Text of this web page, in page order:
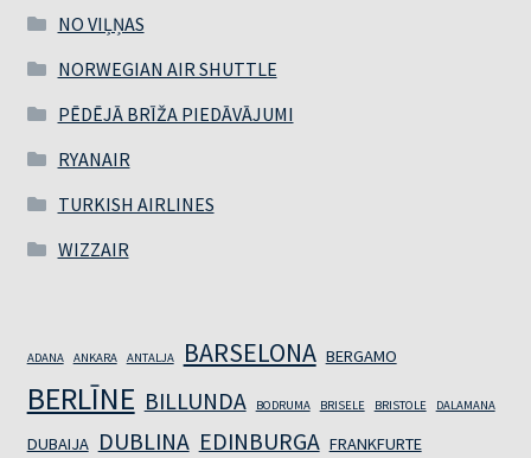
NO VIĻŅAS
NORWEGIAN AIR SHUTTLE
PĒDĒJĀ BRĪŽA PIEDĀVĀJUMI
RYANAIR
TURKISH AIRLINES
WIZZAIR
ADANA ANKARA ANTALJA BARSELONA BERGAMO
BERLĪNE BILLUNDA BODRUMA BRISELE BRISTOLE DALAMANA
DUBAIJA DUBLINA EDINBURGA FRANKFURTE